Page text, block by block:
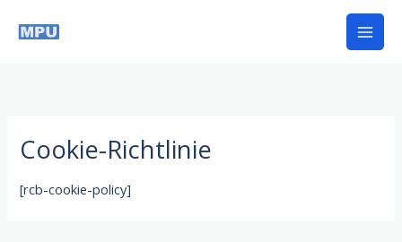
Inhalt
Cookie-Richtlinie
[rcb-cookie-policy]